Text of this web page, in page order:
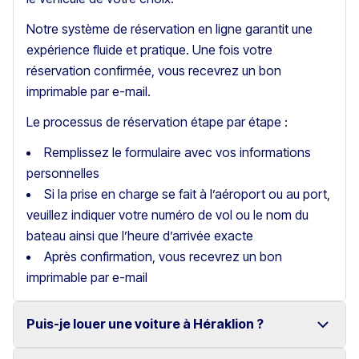
Notre système de réservation en ligne garantit une
expérience fluide et pratique. Une fois votre
réservation confirmée, vous recevrez un bon
imprimable par e-mail.
Le processus de réservation étape par étape :
Remplissez le formulaire avec vos informations
personnelles
Si la prise en charge se fait à l’aéroport ou au port,
veuillez indiquer votre numéro de vol ou le nom du
bateau ainsi que l’heure d’arrivée exacte
Après confirmation, vous recevrez un bon
imprimable par e-mail
Puis-je louer une voiture à Héraklion ?